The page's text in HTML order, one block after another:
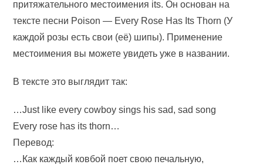
притяжательного местоимения its. Он основан на
тексте песни Poison — Every Rose Has Its Thorn (У
каждой розы есть свои (её) шипы). Применение
местоимения вы можете увидеть уже в названии.
В тексте это выглядит так:
…Just like every cowboy sings his sad, sad song
Every rose has its thorn…
Перевод:
…Как каждый ковбой поет свою печальную,